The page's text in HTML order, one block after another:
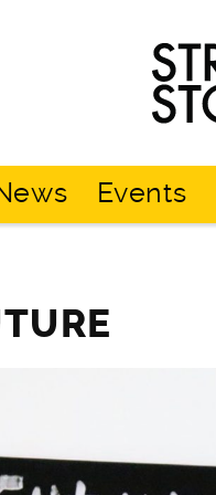
Events